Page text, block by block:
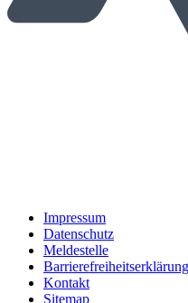
Impressum
Datenschutz
Meldestelle
Barrierefreiheitserklärung
Kontakt
Sitemap